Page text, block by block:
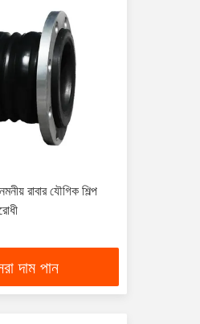
রাবার যৌগিক শিল্প
দাম পান